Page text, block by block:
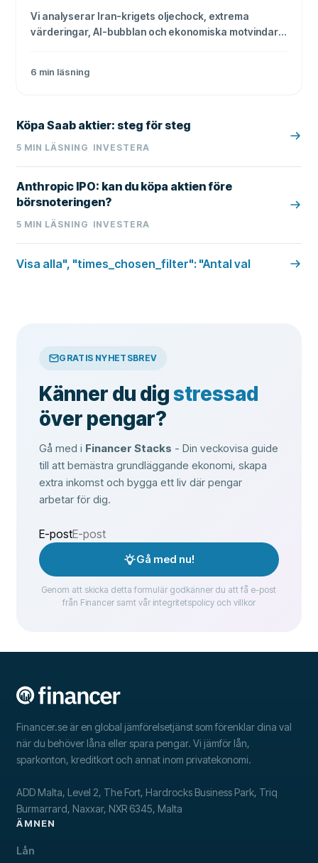
Vi analyserar Iran-krigets oljechock, extrema
värderingar, AI-bubblan och ekonomiska motvindar
6 min läsning
Köpa Saab aktier: steg för steg
5 MIN LÄSNING INVESTERA
Anthropic IPO: kan du köpa aktien före
börsnoteringen?
5 MIN LÄSNING INVESTERA
Visa alla", "times_chosen_filter": "Antal val
GRATIS NYHETSBREV
Känner du digstressad
över pengar?
Gå med i Financer Stacks - Din veckovisa guide
till att bemästra grundläggande ekonomi, skapa
extra inkomst och bygga ett liv där pengar
arbetar för dig.
E-post
Gå med nu!
Genom att skicka detta formulär godkänner du att få e-post
från Financer samt vår integritetspolicy och villkor
Financer.se är en global jämförelsetjänst som förenklar dina val
när du behöver låna eller spara pengar. Vi jämför lån,
sparkonton, kreditkort och annat inom privatekonomi.
ADD Malta, Level 2, The Fort, Hardrocks Business Park, Triq
Burmarrard, Naxxar, NXR 6345, Malta
ÄMNEN
Lån